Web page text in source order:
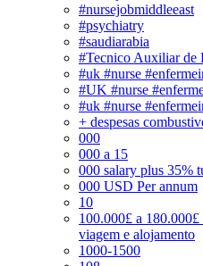
#nursejobmiddleeast
#psychiatry
#saudiarabia
#Tecnico Auxiliar de
#uk #nurse
#UK #nurse
#uk #nurse
+ despesas
000
000 a 15
000 salary plus 35%
000 USD Per annum
10
100.000£ a
viagem e alojamento
1000-1500